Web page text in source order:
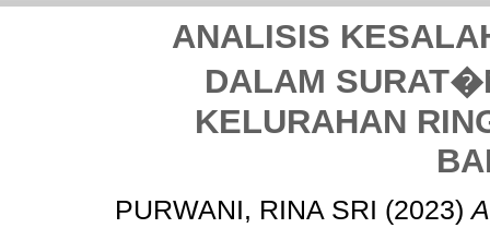
ANALISIS
DALAM
KELURAHAN
PURWANI, RINA SRI (2023)